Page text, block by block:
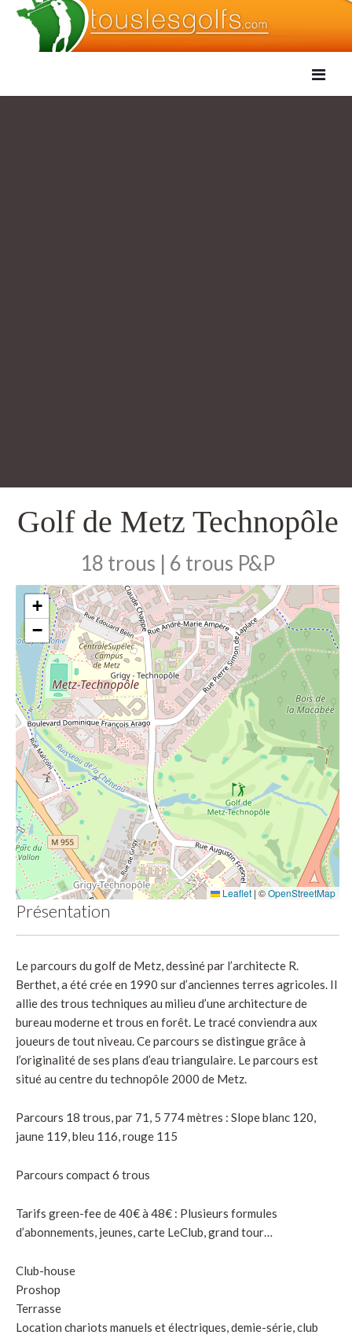
Golf de Metz Technopôle
18 trous | 6 trous P&P
+
−
Leaflet | ©OpenStreetMap
Présentation
Le parcours du golf de Metz, dessiné par l’architecte R.
Berthet, a été crée en 1990 sur d’anciennes terres agricoles. Il
allie des trous techniques au milieu d’une architecture de
bureau moderne et trous en forêt. Le tracé conviendra aux
joueurs de tout niveau. Ce parcours se distingue grâce à
l’originalité de ses plans d’eau triangulaire. Le parcours est
situé au centre du technopôle 2000 de Metz.
Parcours 18 trous, par 71, 5 774 mètres : Slope blanc 120,
jaune 119, bleu 116, rouge 115
Parcours compact 6 trous
Tarifs green-fee de 40€ à 48€ : Plusieurs formules
d’abonnements, jeunes, carte LeClub, grand tour…
Club-house
Proshop
Terrasse
Location chariots manuels et électriques, demie-série, club